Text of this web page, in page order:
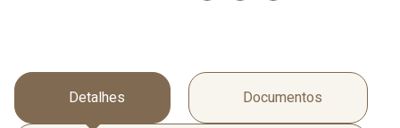
Detalhes Documentos